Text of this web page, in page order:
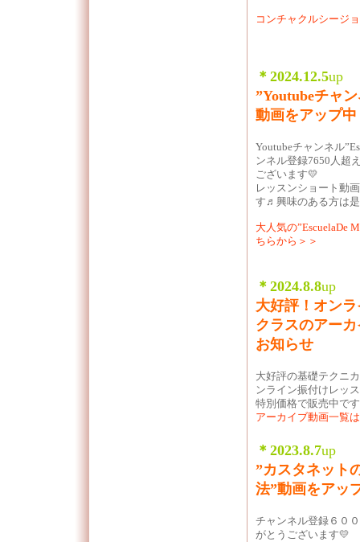
コンチャクルシージ
＊2024.12.5up
”Youtubeチャ
動画をアップ中
Youtubeチャンネル
ンネル登録7650人超
ございます💛
レッスンショート動
す♬興味のある方は
大人気の”EscuelaDe
ちらから＞＞
＊2024.8.8up
大好評！オン
クラスのアー
お知らせ
大好評の基礎テクニカ アーカイブ動画、
ンライン振付けレッ
特別価格で販売中で
アーカイブ動画一覧
＊2023.8.7up
”カスタネット
法”動画をアッ
チャンネル登録６０
がとうございます💛